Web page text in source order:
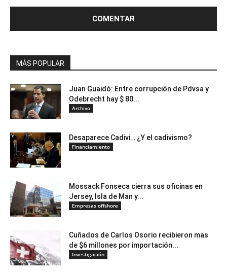
MÁS POPULAR
Juan Guaidó: Entre corrupción de Pdvsa y
Odebrecht hay $ 80...
Archivo
Desaparece Cadivi… ¿Y el cadivismo?
Financiamiento
Mossack Fonseca cierra sus oficinas en
Jersey, Isla de Man y...
Empresas offshore
Cuñados de Carlos Osorio recibieron mas
de $6 millones por importación...
Investigación